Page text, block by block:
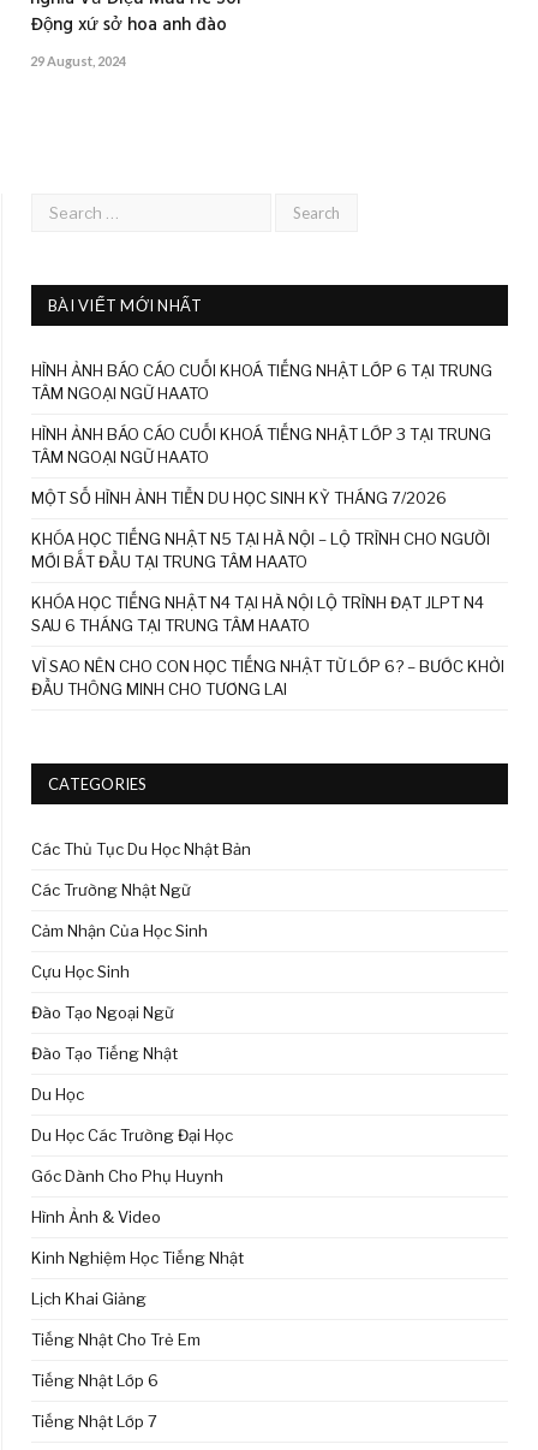
Động xứ sở hoa anh đào
29 August, 2024
BÀI VIẾT MỚI NHẤT
HÌNH ẢNH BÁO CÁO CUỐI KHOÁ TIẾNG NHẬT LỚP 6 TẠI TRUNG
TÂM NGOẠI NGỮ HAATO
HÌNH ẢNH BÁO CÁO CUỐI KHOÁ TIẾNG NHẬT LỚP 3 TẠI TRUNG
TÂM NGOẠI NGỮ HAATO
MỘT SỐ HÌNH ẢNH TIỄN DU HỌC SINH KỲ THÁNG 7/2026
KHÓA HỌC TIẾNG NHẬT N5 TẠI HÀ NỘI – LỘ TRÌNH CHO NGƯỜI
MỚI BẮT ĐẦU TẠI TRUNG TÂM HAATO
KHÓA HỌC TIẾNG NHẬT N4 TẠI HÀ NỘI LỘ TRÌNH ĐẠT JLPT N4
SAU 6 THÁNG TẠI TRUNG TÂM HAATO
VÌ SAO NÊN CHO CON HỌC TIẾNG NHẬT TỪ LỚP 6? – BƯỚC KHỞI
ĐẦU THÔNG MINH CHO TƯƠNG LAI
CATEGORIES
Các Thủ Tục Du Học Nhật Bản
Các Trường Nhật Ngữ
Cảm Nhận Của Học Sinh
Cựu Học Sinh
Đào Tạo Ngoại Ngữ
Đào Tạo Tiếng Nhật
Du Học
Du Học Các Trường Đại Học
Góc Dành Cho Phụ Huynh
Hình Ảnh & Video
Kinh Nghiệm Học Tiếng Nhật
Lịch Khai Giảng
Tiếng Nhật Cho Trẻ Em
Tiếng Nhật Lớp 6
Tiếng Nhật Lớp 7